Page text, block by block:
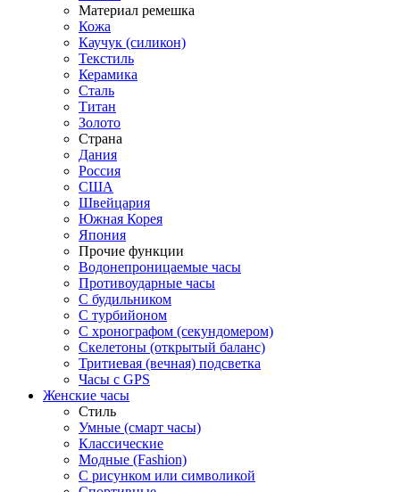
Материал ремешка
Кожа
Каучук (силикон)
Текстиль
Керамика
Сталь
Титан
Золото
Страна
Дания
Россия
США
Швейцария
Южная Корея
Япония
Прочие функции
Водонепроницаемые часы
Противоударные часы
С будильником
С турбийоном
С хронографом (секундомером)
Скелетоны (открытый баланс)
Тритиевая (вечная) подсветка
Часы с GPS
Женские часы
Стиль
Умные (смарт часы)
Классические
Модные (Fashion)
С рисунком или символикой